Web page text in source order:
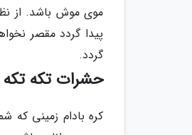
گردد.
حشرات تکه
کره بادام زمینی